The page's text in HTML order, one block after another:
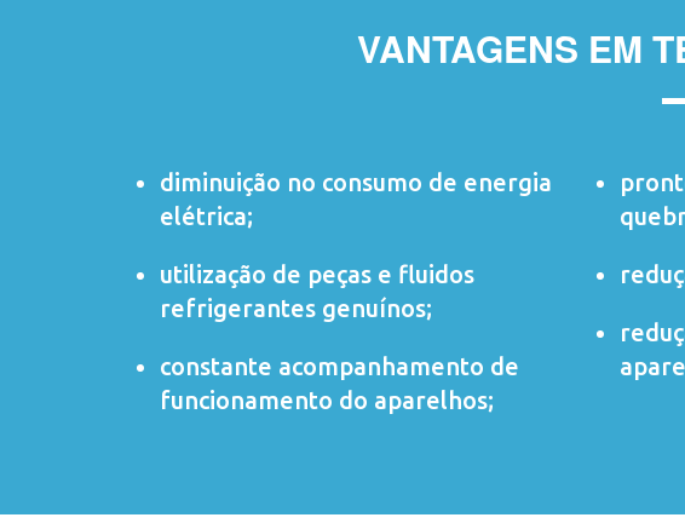
VANTAGENS EM
diminuição no consumo de energia
elétrica;
utilização de peças e fluidos
refrigerantes genuínos;
constante acompanhamento de
funcionamento do aparelhos;